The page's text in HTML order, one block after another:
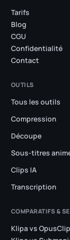
Tarifs
Blog
CGU
Confidentialité
Contact
OUTILS
Tous les outils
Compression
Découpe
Sous-titres
Clips IA
Transcription
COMPARATIFS &
Klipa vs OpusClip